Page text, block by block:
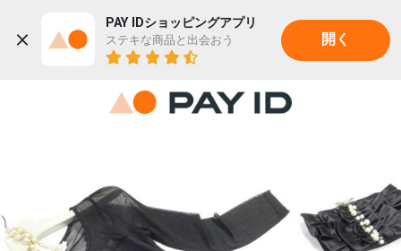
PAY IDショッピングアプリ
ステキな商品と出会おう 開く